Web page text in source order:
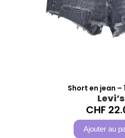
Short en jean –
Levi’s
CHF
Ajouter au